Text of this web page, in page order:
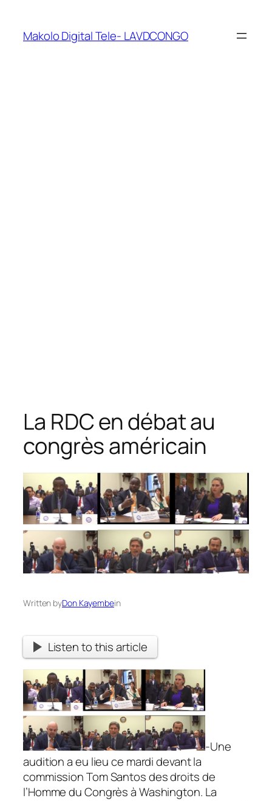
Makolo Digital Tele- LAVDCONGO
La RDC en débat au
congrès américain
Written byDon Kayembein
Listen to this article
-Une
audition a eu lieu ce mardi devant la
commission Tom Santos des droits de
l’Homme du Congrès à Washington. La